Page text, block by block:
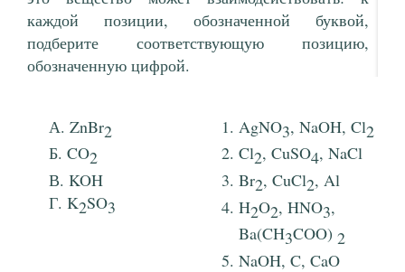
каждой позиции, обозначенной буквой,
подберите соответствующую позицию,
обозначенную цифрой.
ZnBr2
CO2
KOH
K2SO3
AgNO3, NaOH, Cl2
Cl2, CuSO4, NaCl
Br2, CuCl2, Al
H2O2, HNO3,
Ba(CH3COO) 2
NaOH, C, CaO